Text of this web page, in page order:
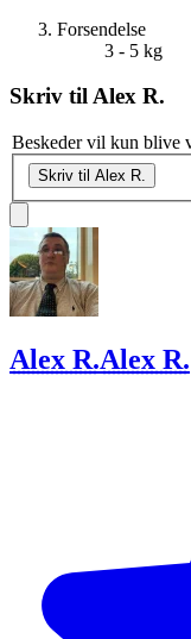
Forsendelse
3 - 5 kg
Skriv tilAlex R.
Beskeder vil kun blive
Skriv til Alex R.
Alex R.Alex R.